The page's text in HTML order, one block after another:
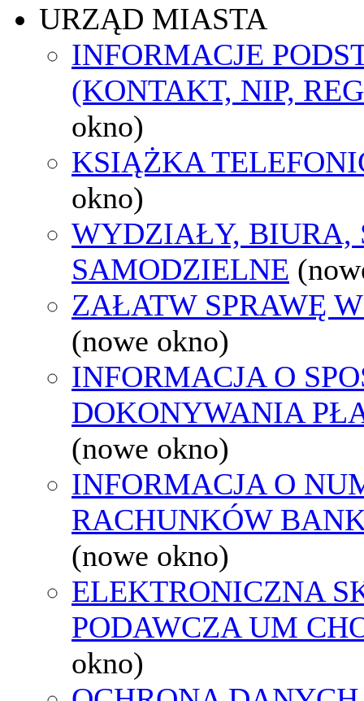
URZĄD MIASTA
INFORMACJE
(KONTAKT, NIP,
okno)
KSIĄŻKA
okno)
WYDZIAŁY, BIURA,
SAMODZIELNE
ZAŁATW SPRAWĘ
(nowe okno)
INFORMACJA O
DOKONYWANIA
(nowe okno)
INFORMACJA O
RACHUNKÓW
(nowe okno)
ELEKTRONICZNA
PODAWCZA UM
okno)